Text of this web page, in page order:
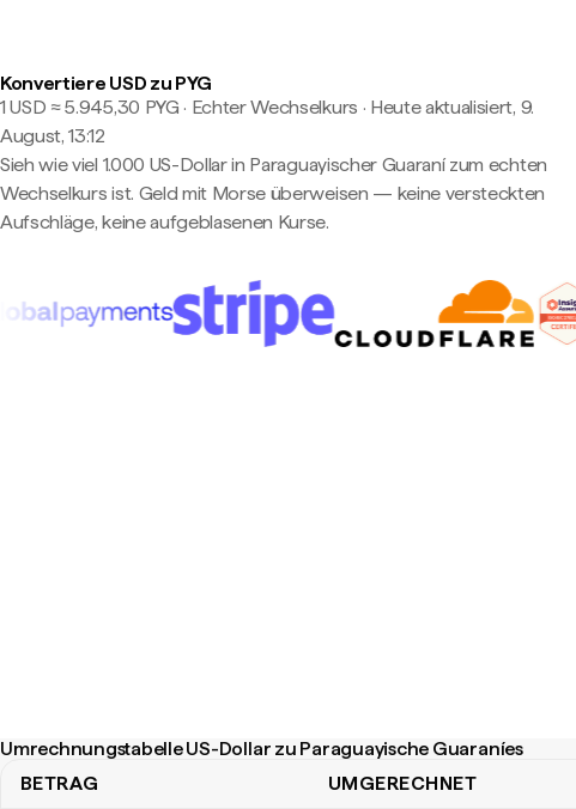
Konvertiere USD zu PYG
1 USD ≈ 5.945,30 PYG · Echter Wechselkurs · Heute aktualisiert, 9.
August, 13:12
Sieh wie viel 1.000 US-Dollar in Paraguayischer Guaraní zum echten
Wechselkurs ist. Geld mit Morse überweisen — keine versteckten
Aufschläge, keine aufgeblasenen Kurse.
Umrechnungstabelle US-Dollar zu Paraguayische Guaraníes
BETRAG UMGERECHNET